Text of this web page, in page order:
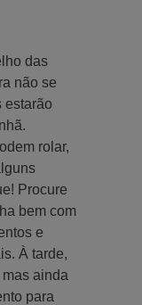
das
não se
estarão
rolar,
Procure
bem com
e
À tarde,
ainda
para